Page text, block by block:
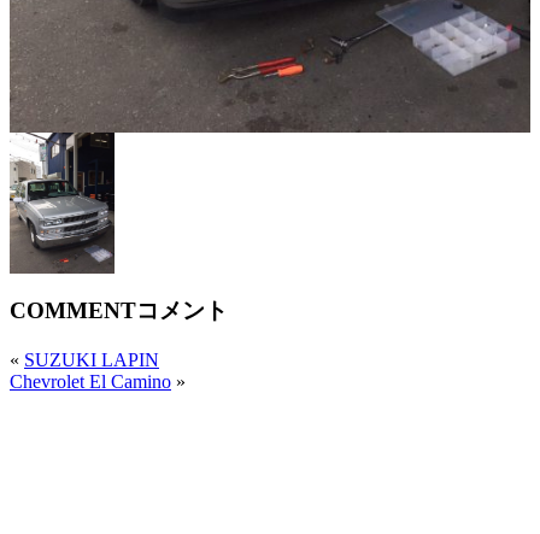
COMMENTコメント
« SUZUKI LAPIN
Chevrolet El Camino »